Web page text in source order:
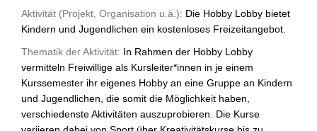
Aktivität (Projekt, Organisation u.ä.): Die Hobby Lobby bietet
Kindern und Jugendlichen ein kostenloses Freizeitangebot.
Thematik der Aktivität: In Rahmen der Hobby Lobby
vermitteln Freiwillige als Kursleiter*innen in je einem
Kurssemester ihr eigenes Hobby an eine Gruppe an Kindern
und Jugendlichen, die somit die Möglichkeit haben,
verschiedenste Aktivitäten auszuprobieren. Die Kurse